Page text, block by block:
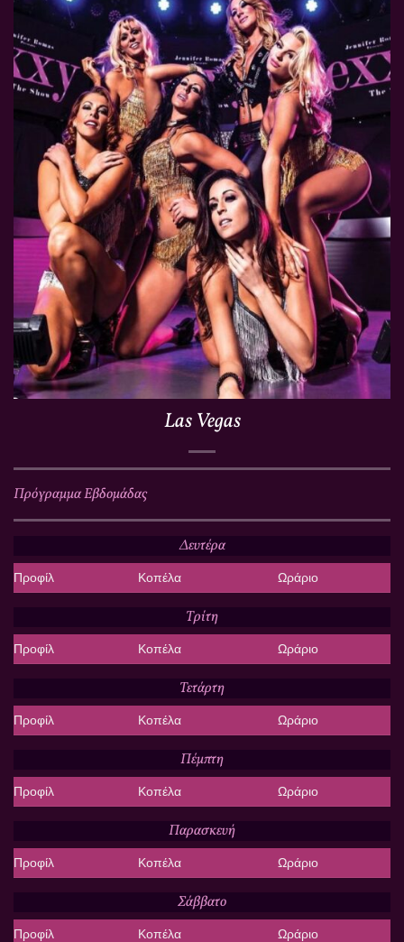
Las Vegas
Πρόγραμμα Εβδομάδας
Δευτέρα
Προφίλ Κοπέλα Ωράριο
Τρίτη
Προφίλ Κοπέλα Ωράριο
Τετάρτη
Προφίλ Κοπέλα Ωράριο
Πέμπτη
Προφίλ Κοπέλα Ωράριο
Παρασκευή
Προφίλ Κοπέλα Ωράριο
Σάββατο
Προφίλ Κοπέλα Ωράριο